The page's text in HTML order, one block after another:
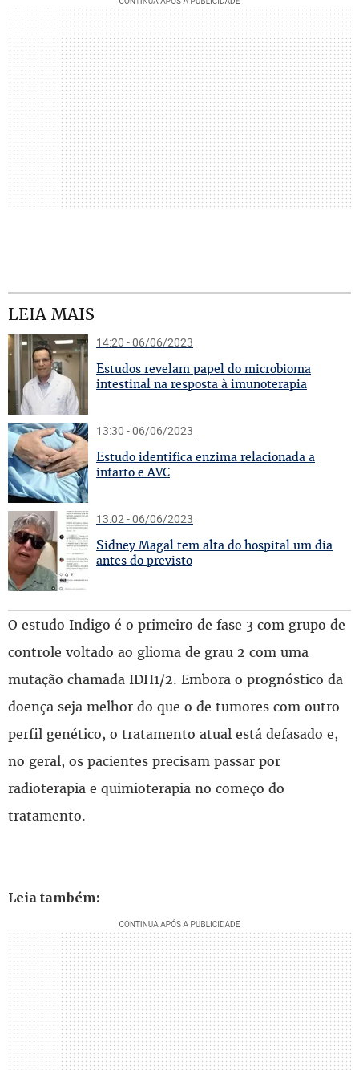
LEIA MAIS
14:20 - 06/06/2023
Estudos revelam papel do microbioma
intestinal na resposta à imunoterapia
13:30 - 06/06/2023
Estudo identifica enzima relacionada a
infarto e AVC
13:02 - 06/06/2023
Sidney Magal tem alta do hospital um dia
antes do previsto
O estudo Indigo é o primeiro de fase 3 com grupo de
controle voltado ao glioma de grau 2 com uma
mutação chamada IDH1/2. Embora o prognóstico da
doença seja melhor do que o de tumores com outro
perfil genético, o tratamento atual está defasado e,
no geral, os pacientes precisam passar por
radioterapia e quimioterapia no começo do
tratamento.
Leia também: